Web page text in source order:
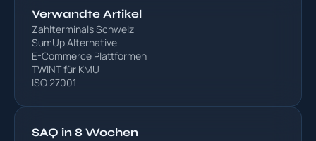
Verwandte Artikel
Zahlterminals Schweiz
SumUp Alternative
E-Commerce Plattformen
TWINT für KMU
ISO 27001
SAQ in 8 Wochen